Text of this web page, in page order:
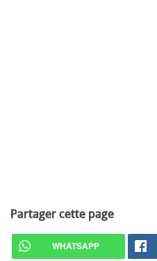
Partager cette page
WHATSAPP